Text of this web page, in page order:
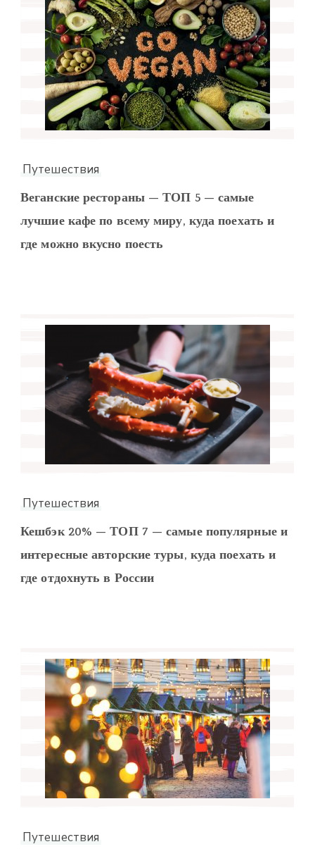
Путешествия
Веганские рестораны — ТОП 5 — самые
лучшие кафе по всему миру, куда поехать и
где можно вкусно поесть
Путешествия
Кешбэк 20% — ТОП 7 — самые популярные и
интересные авторские туры, куда поехать и
где отдохнуть в России
Путешествия